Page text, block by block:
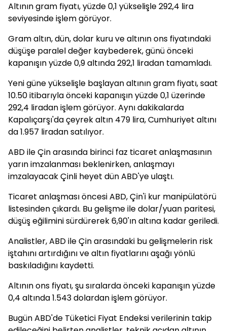
Altının gram fiyatı, yüzde 0,1 yükselişle 292,4 lira
seviyesinde işlem görüyor.
Gram altın, dün, dolar kuru ve altının ons fiyatındaki
düşüşe paralel değer kaybederek, günü önceki
kapanışın yüzde 0,9 altında 292,1 liradan tamamladı.
Yeni güne yükselişle başlayan altının gram fiyatı, saat
10.50 itibarıyla önceki kapanışın yüzde 0,1 üzerinde
292,4 liradan işlem görüyor. Aynı dakikalarda
Kapalıçarşı'da çeyrek altın 479 lira, Cumhuriyet altını
da 1.957 liradan satılıyor.
ABD ile Çin arasında birinci faz ticaret anlaşmasının
yarın imzalanması beklenirken, anlaşmayı
imzalayacak Çinli heyet dün ABD'ye ulaştı.
Ticaret anlaşması öncesi ABD, Çin'i kur manipülatörü
listesinden çıkardı. Bu gelişme ile dolar/yuan paritesi,
düşüş eğilimini sürdürerek 6,90'ın altına kadar geriledi.
Analistler, ABD ile Çin arasındaki bu gelişmelerin risk
iştahını artırdığını ve altın fiyatlarını aşağı yönlü
baskıladığını kaydetti.
Altının ons fiyatı, şu sıralarda önceki kapanışın yüzde
0,4 altında 1.543 dolardan işlem görüyor.
Bugün ABD'de Tüketici Fiyat Endeksi verilerinin takip